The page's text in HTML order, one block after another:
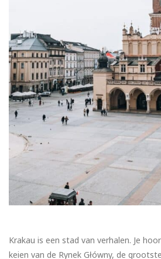
Krakau is een stad van verhalen. Je
keien van de Rynek Główny, de